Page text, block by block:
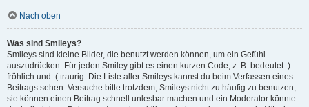
Nach oben
Was sind Smileys?
Smileys sind kleine Bilder, die benutzt werden können, um ein Gefühl
auszudrücken. Für jeden Smiley gibt es einen kurzen Code, z. B. bedeutet :)
fröhlich und :( traurig. Die Liste aller Smileys kannst du beim Verfassen eines
Beitrags sehen. Versuche bitte trotzdem, Smileys nicht zu häufig zu benutzen,
sie können einen Beitrag schnell unlesbar machen und ein Moderator könnte